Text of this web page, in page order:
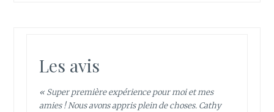
Les avis
« Super première expérience pour moi et mes
amies ! Nous avons appris plein de choses. Cathy